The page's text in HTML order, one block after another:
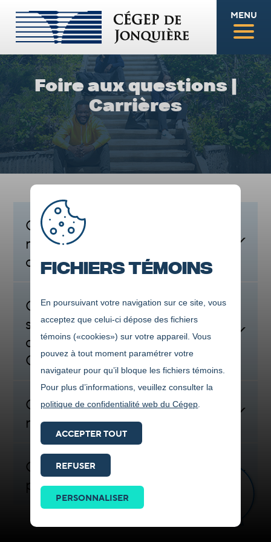
Fichiers témoins
En poursuivant votre navigation sur ce site, vous
acceptez que celui-ci dépose des fichiers
témoins («cookies») sur votre appareil. Vous
pouvez à tout moment paramétrer votre
navigateur pour qu’il bloque les fichiers témoins.
Pour plus d’informations, veuillez consulter la
politique de confidentialité web du Cégep
ACCEPTER TOUT
REFUSER
PERSONNALISER
MENU
Foire aux questions|
Carrières
Quelles sont les exigences
minimales pour enseigner au
collégial?
Que dois-je savoir si je veux
soumettre ma candidature et
que je viens de l’extérieur du
Québec ?
Quelles sont les périodes de
recrutement ?
Quelles sont les étapes du
processus de sélection?